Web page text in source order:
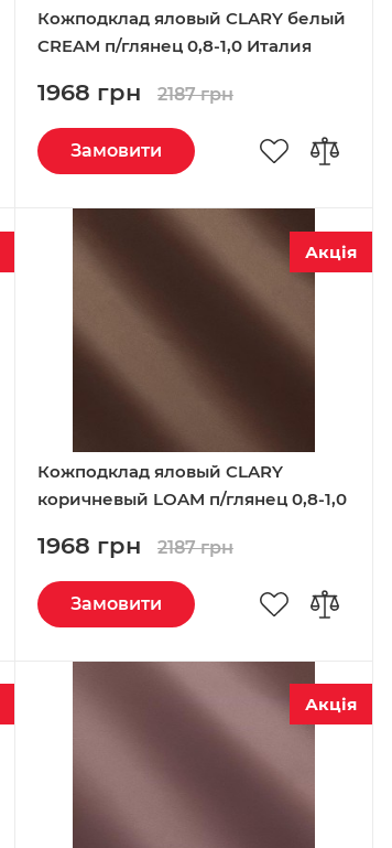
Кожподклад яловый CLARY белый
CREAM п/глянец 0,8-1,0 Италия
1968 грн 2187 грн
Замовити
Акція
Кожподклад яловый CLARY
коричневый LOAM п/глянец 0,8-1,0
1968 грн 2187 грн
Замовити
Акція